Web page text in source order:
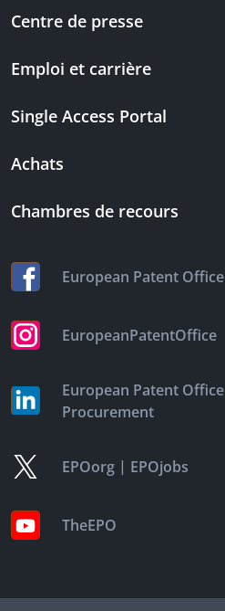
Centre de presse
Emploi et carrière
Single Access Portal
Achats
Chambres de recours
European Patent Office
EuropeanPatentOffice
European Patent Office
Procurement
EPOorg | EPOjobs
TheEPO